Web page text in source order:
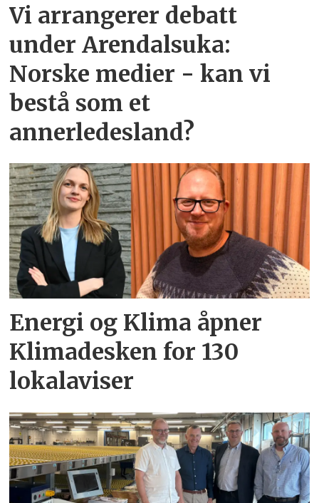
Vi arrangerer debatt
under Arendalsuka:
Norske medier - kan vi
bestå som et
annerledesland?
Energi og Klima åpner
Klimadesken for 130
lokalaviser